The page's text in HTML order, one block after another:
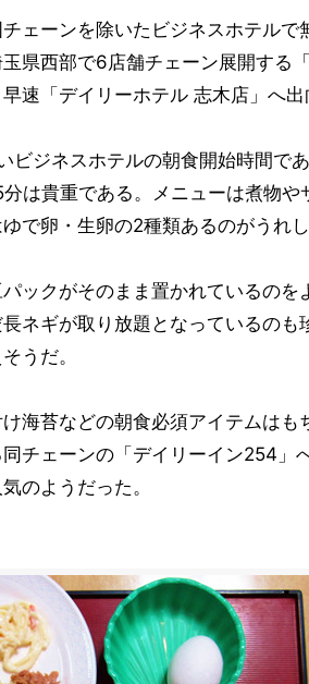
ェーンを除いたビジネスホテル
県西部で6店舗チェーン展開する
速「デイリーホテル 志木店」へ出
ビジネスホテルの朝食開始時間で
は貴重である。メニューは煮物
で卵・生卵の2種類あるのがうれし
ックがそのまま置かれているの
ネギが取り放題となっているの
うだ。
海苔などの朝食必須アイテムは
チェーンの「デイリーイン254」
のようだった。